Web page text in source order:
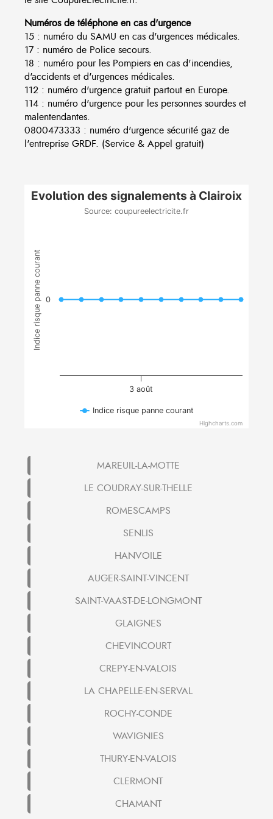
Numéros de téléphone en cas d'urgence
15 : numéro du SAMU en cas d'urgences médicales.
17 : numéro de Police secours.
18 : numéro pour les Pompiers en cas d'incendies,
d'accidents et d'urgences médicales.
112 : numéro d'urgence gratuit partout en Europe.
114 : numéro d'urgence pour les personnes sourdes et
malentendantes.
0800473333 : numéro d'urgence sécurité gaz de
l'entreprise GRDF. (Service & Appel gratuit)
Indice risque panne courant
Evolution des signalements à Clairoix
Source: coupureelectricite.fr
3 août
0
Indice risque panne courant
Highcharts.com
MAREUIL-LA-MOTTE
LE COUDRAY-SUR-THELLE
ROMESCAMPS
SENLIS
HANVOILE
AUGER-SAINT-VINCENT
SAINT-VAAST-DE-LONGMONT
GLAIGNES
CHEVINCOURT
CREPY-EN-VALOIS
LA CHAPELLE-EN-SERVAL
ROCHY-CONDE
WAVIGNIES
THURY-EN-VALOIS
CLERMONT
CHAMANT